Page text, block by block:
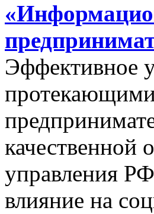
Эффективное
протекающими
качественной
управления
влияние на